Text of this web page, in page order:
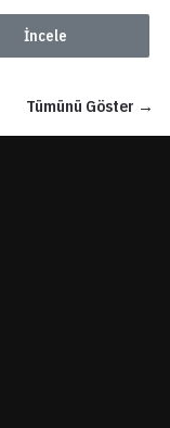
İncele
Tümünü Göster →